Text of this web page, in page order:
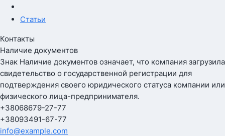
Статьи
Контакты
Наличие документов
Знак Наличие документов означает, что компания загрузила
свидетельство о государственной регистрации для
подтверждения своего юридического статуса компании или
физического лица-предпринимателя.
+38068679-27-77
+38093491-67-77
info@example.com